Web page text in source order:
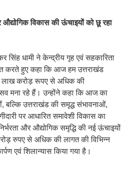
विकास की ऊंचाइयों को छू रहा
सिंह धामी ने केन्द्रीय गृह एवं सहकारिता
करते हुए कहा कि आज हम उत्तराखंड
लाख करोड़ रूपए से अधिक की
मना रहे हैं। उन्होंने कहा कि आज का
बल्कि उत्तराखंड की समृद्ध संभावनाओं,
पर आधारित समावेशी विकास का
और औद्योगिक समृद्धि की नई ऊंचाइयों
रुपए से अधिक की लागत की विभिन्न
एवं शिलान्यास किया गया है।